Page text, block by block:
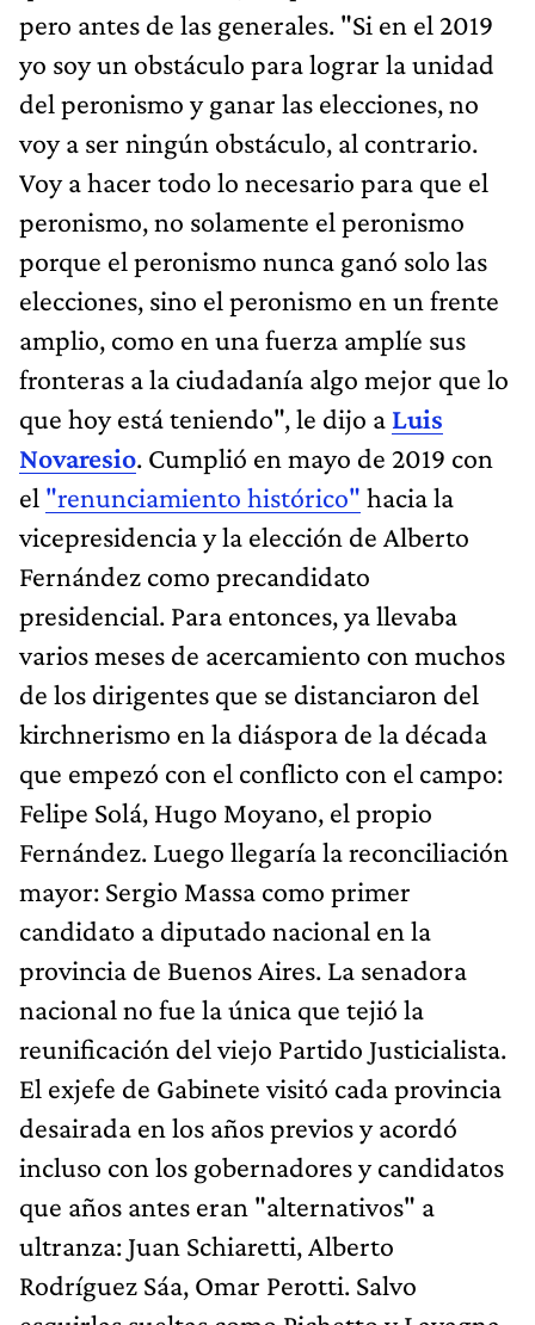
pero antes de las generales. "Si en el 2019
yo soy un obstáculo para lograr la unidad
del peronismo y ganar las elecciones, no
voy a ser ningún obstáculo, al contrario.
Voy a hacer todo lo necesario para que el
peronismo, no solamente el peronismo
porque el peronismo nunca ganó solo las
elecciones, sino el peronismo en un frente
amplio, como en una fuerza amplíe sus
fronteras a la ciudadanía algo mejor que lo
que hoy está teniendo", le dijo a Luis
Novaresio. Cumplió en mayo de 2019 con
el "renunciamiento histórico" hacia la
vicepresidencia y la elección de Alberto
Fernández como precandidato
presidencial. Para entonces, ya llevaba
varios meses de acercamiento con muchos
de los dirigentes que se distanciaron del
kirchnerismo en la diáspora de la década
que empezó con el conflicto con el campo:
Felipe Solá, Hugo Moyano, el propio
Fernández. Luego llegaría la reconciliación
mayor: Sergio Massa como primer
candidato a diputado nacional en la
provincia de Buenos Aires. La senadora
nacional no fue la única que tejió la
reunificación del viejo Partido Justicialista.
El exjefe de Gabinete visitó cada provincia
desairada en los años previos y acordó
incluso con los gobernadores y candidatos
que años antes eran "alternativos" a
ultranza: Juan Schiaretti, Alberto
Rodríguez Sáa, Omar Perotti. Salvo